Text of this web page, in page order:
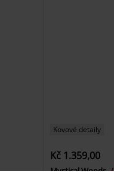
Kovové detaily
Kč 1.359,00
Mystical Woods